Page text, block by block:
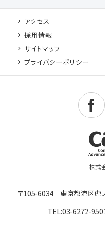
アクセス
採用情報
サイトマップ
プライバシーポリシー
〒105-6034 東京都港区虎
TEL:03-6272-